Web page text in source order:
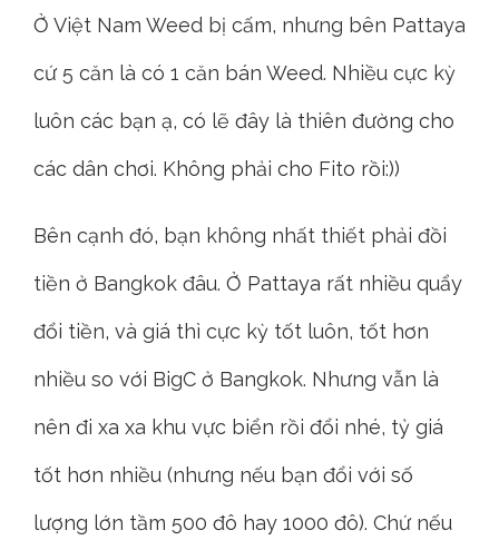
Ở Việt Nam Weed bị cấm, nhưng bên Pattaya
cứ 5 căn là có 1 căn bán Weed. Nhiều cực kỳ
luôn các bạn ạ, có lẽ đây là thiên đường cho
các dân chơi. Không phải cho Fito rồi:))
Bên cạnh đó, bạn không nhất thiết phải đồi
tiền ở Bangkok đâu. Ở Pattaya rất nhiều quẩy
đổi tiền, và giá thì cực kỳ tốt luôn, tốt hơn
nhiều so với BigC ở Bangkok. Nhưng vẫn là
nên đi xa xa khu vực biển rồi đổi nhé, tỷ giá
tốt hơn nhiều (nhưng nếu bạn đổi với số
lượng lớn tầm 500 đô hay 1000 đô). Chứ nếu